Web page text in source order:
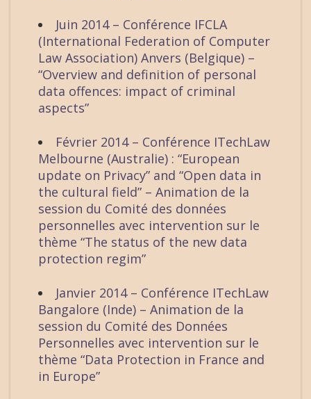
Juin 2014 – Conférence IFCLA
(International Federation of Computer
Law Association) Anvers (Belgique) –
“Overview and definition of personal
data offences: impact of criminal
aspects”
Février 2014 – Conférence ITechLaw
Melbourne (Australie) : “European
update on Privacy” and “Open data in
the cultural field” – Animation de la
session du Comité des données
personnelles avec intervention sur le
thème “The status of the new data
protection regim”
Janvier 2014 – Conférence ITechLaw
Bangalore (Inde) – Animation de la
session du Comité des Données
Personnelles avec intervention sur le
thème “Data Protection in France and
in Europe”